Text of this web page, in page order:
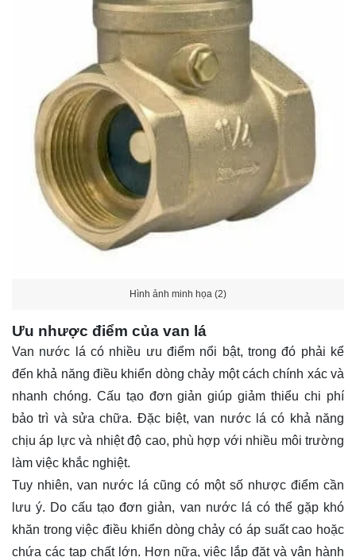
Hình ảnh minh họa (2)
Ưu nhược điểm của van lá
Van nước lá có nhiều ưu điểm nổi bật, trong đó phải kể
đến khả năng điều khiển dòng chảy một cách chính xác và
nhanh chóng. Cấu tạo đơn giản giúp giảm thiểu chi phí
bảo trì và sửa chữa. Đặc biệt, van nước lá có khả năng
chịu áp lực và nhiệt độ cao, phù hợp với nhiều môi trường
làm việc khắc nghiệt.
Tuy nhiên, van nước lá cũng có một số nhược điểm cần
lưu ý. Do cấu tạo đơn giản, van nước lá có thể gặp khó
khăn trong việc điều khiển dòng chảy có áp suất cao hoặc
chứa các tạp chất lớn. Hơn nữa, việc lắp đặt và vận hành